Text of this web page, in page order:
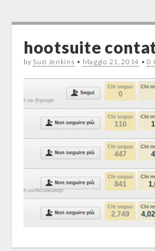
hootsuite
by Suzi Jenkins • Maggio 21, 2014 •0